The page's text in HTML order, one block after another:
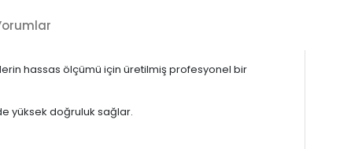
hassas ölçümü için üretilmiş profesyonel bir
yüksek doğruluk sağlar.